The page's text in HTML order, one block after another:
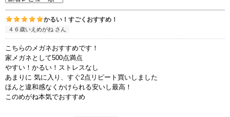
かるい！すごくおすすめ！
４６歳いえめがね さん
こちらのメガネおすすめです！
家メガネとして500点満点
やすい！かるい！ストレスなし
あまりに 気に入り、すぐ2点リピート買いしました
ほんと違和感なくかけられる安いし最高！
このめがね本気でおすすめ